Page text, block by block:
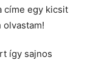
címe egy kicsit
így sajnos